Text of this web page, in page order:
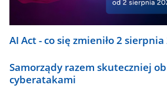
AI Act - co się zmieniło 2
Samorządy razem skuteczniej
cyberatakami